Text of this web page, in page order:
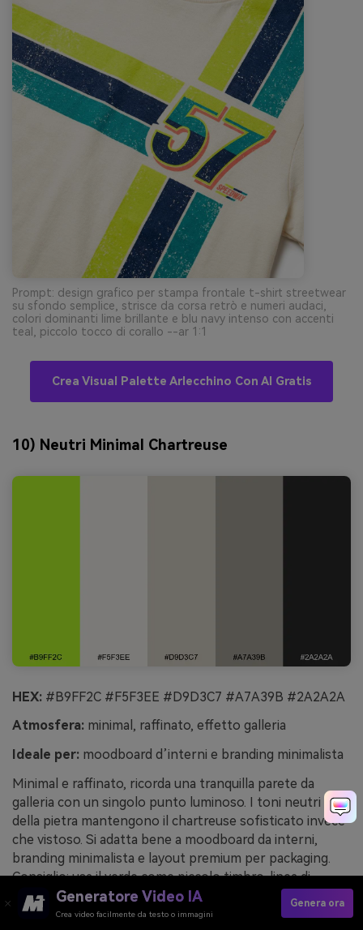
Prompt: design grafico per stampa frontale t-shirt streetwear
su sfondo semplice, strisce da corsa retrò e numeri audaci,
colori dominanti lime brillante e blu navy intenso con accenti
teal, piccolo tocco di corallo --ar 1:1
Crea Visual Palette Arlecchino Con AI Gratis
10) Neutri Minimal Chartreuse
HEX: #B9FF2C #F5F3EE #D9D3C7 #A7A39B #2A2A2A
Atmosfera: minimal, raffinato, effetto galleria
Ideale per: moodboard d’interni e branding minimalista
Minimal e raffinato, ricorda una tranquilla parete da
galleria con un singolo punto luminoso. I toni neutri
della pietra mantengono il chartreuse sofisticato invece
che vistoso. Si adatta bene a moodboard da interni,
branding minimalista e layout premium per packaging.
Consiglio: usa il verde come piccolo timbro, linea di
separazione o icona per trasmettere freschezza senza
rompere l’armonia.
Generatore Video IA
Crea video facilmente da testo o immagini
Genera ora